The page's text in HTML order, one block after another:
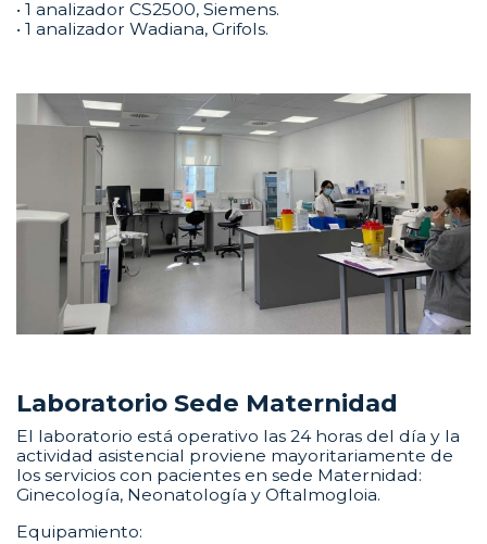
• 1 analizador CS2500, Siemens.
• 1 analizador Wadiana, Grifols.
Laboratorio Sede Maternidad
El laboratorio está operativo las 24 horas del día y la
actividad asistencial proviene mayoritariamente de
los servicios con pacientes en sede Maternidad:
Ginecología, Neonatología y Oftalmogloia.
Equipamiento: